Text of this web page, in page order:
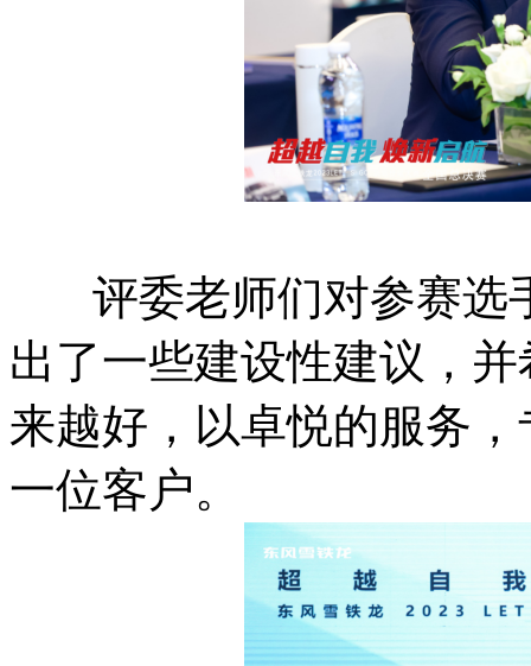
评委老师们对参赛选
出了一些建设性建议，
来越好，以卓悦的服务
一位客户。